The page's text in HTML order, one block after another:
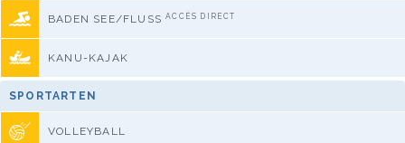
BADEN SEE/FLUSSACCÈS DIRECT
KANU-KAJAK
SPORTARTEN
VOLLEYBALL